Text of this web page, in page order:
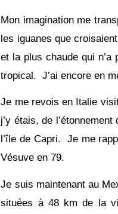
Mon imagination me
les iguanes que
et la plus chaude qui
tropical. J’ai encore en
Je me revois en Italie
j’y étais, de
l’île de Capri. Je me
Vésuve en 79.
Je suis maintenant au
situées à 48 km de la